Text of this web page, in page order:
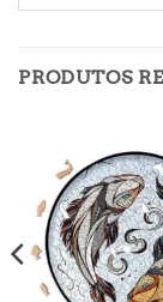
PRODUTOS